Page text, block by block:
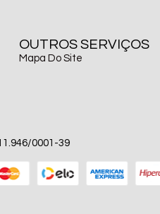
OUTROS SERVIÇOS
Mapa Do Site
0001-39